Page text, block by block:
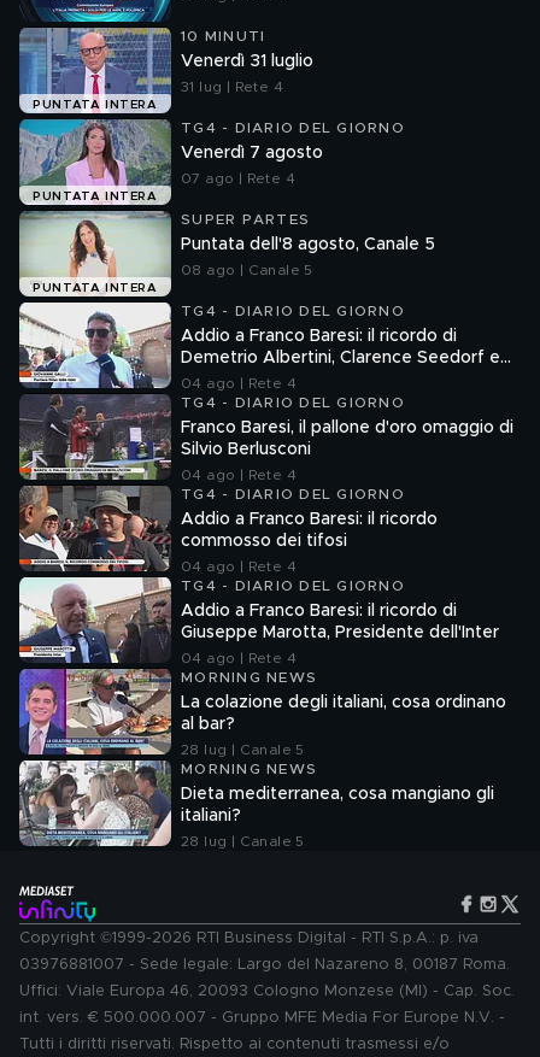
PUNTATA INTERA
10 MINUTI
Venerdì 31 luglio
31 lug | Rete 4
PUNTATA INTERA
TG4 - DIARIO DEL GIORNO
Venerdì 7 agosto
07 ago | Rete 4
PUNTATA INTERA
SUPER PARTES
Puntata dell'8 agosto, Canale 5
08 ago | Canale 5
TG4 - DIARIO DEL GIORNO
Addio a Franco Baresi: il ricordo di
Demetrio Albertini, Clarence Seedorf e
Giovanni Galli
04 ago | Rete 4
TG4 - DIARIO DEL GIORNO
Franco Baresi, il pallone d'oro omaggio di
Silvio Berlusconi
04 ago | Rete 4
TG4 - DIARIO DEL GIORNO
Addio a Franco Baresi: il ricordo
commosso dei tifosi
04 ago | Rete 4
TG4 - DIARIO DEL GIORNO
Addio a Franco Baresi: il ricordo di
Giuseppe Marotta, Presidente dell'Inter
04 ago | Rete 4
MORNING NEWS
La colazione degli italiani, cosa ordinano
al bar?
28 lug | Canale 5
MORNING NEWS
Dieta mediterranea, cosa mangiano gli
italiani?
28 lug | Canale 5
Copyright ©1999-2026 RTI Business Digital - RTI S.p.A.: p. iva
03976881007 - Sede legale: Largo del Nazareno 8, 00187 Roma.
Uffici: Viale Europa 46, 20093 Cologno Monzese (MI) - Cap. Soc.
int. vers. € 500.000.007 - Gruppo MFE Media For Europe N.V. -
Tutti i diritti riservati. Rispetto ai contenuti trasmessi e/o